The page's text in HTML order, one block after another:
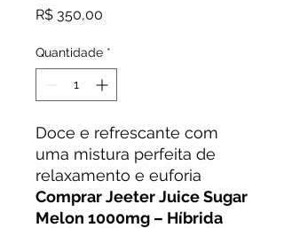
R$ 350,00
Quantidade *
Doce e refrescante com
uma mistura perfeita de
relaxamento e euforia
Comprar Jeeter Juice Sugar
Melon 1000mg – Híbrida